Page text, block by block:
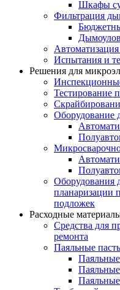
Шкафы
Фильтрация
Испытания и
Решения для
Тестирование
Оборудование
Оборудования
планаризации
подложек
Расходные
Средства для
ремонта
Паяльные